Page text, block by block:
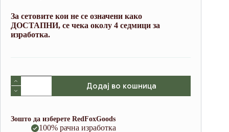
За сетовите кои не се означени како
ДОСТАПНИ, се чека околу 4 седмици за
изработка.
Travel
Bundle
Black
Waxy
Cowhide)
Додај во кошница
Зошто да изберете RedFoxGoods
100% рачна изработка